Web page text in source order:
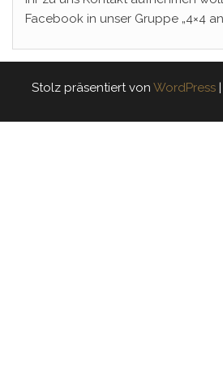
Facebook in unser Gruppe „4×4
Stolz präsentiert von WordPress |